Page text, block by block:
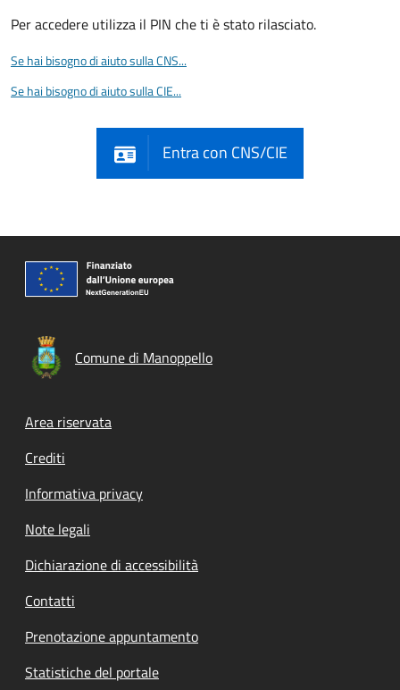
Per accedere utilizza il PIN che ti è stato rilasciato.
Se hai bisogno di aiuto sulla CNS...
Se hai bisogno di aiuto sulla CIE...
Entra con CNS/CIE
Comune di Manoppello
Footer menu
Area riservata
Crediti
Informativa privacy
Note legali
Dichiarazione di accessibilità
Contatti
Prenotazione appuntamento
Statistiche del portale